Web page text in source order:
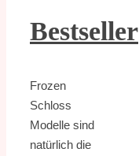
Bestseller
Frozen
Schloss
Modelle sind
natürlich die